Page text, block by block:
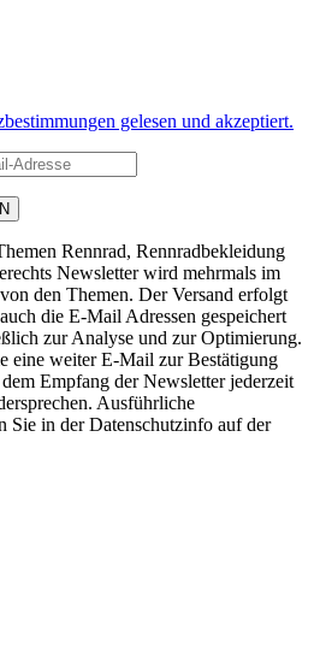
gelesen und akzeptiert.
Rennrad, Rennradbekleidung
Newsletter wird mehrmals im
den Themen. Der Versand erfolgt
die E-Mail Adressen gespeichert
zur Analyse und zur Optimierung.
eine weiter E-Mail zur Bestätigung
Empfang der Newsletter jederzeit
Ausführliche
Sie in der Datenschutzinfo auf der